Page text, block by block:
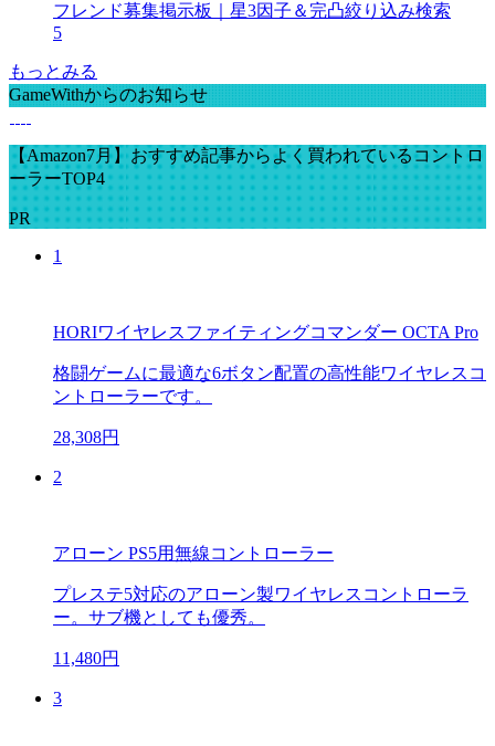
フレンド募集掲示板｜星3因子＆完凸絞り込み検索
5
もっとみる
GameWithからのお知らせ
【Amazon7月】おすすめ記事からよく買われているコントロ
ーラーTOP4
PR
1
HORIワイヤレスファイティングコマンダー OCTA Pro
格闘ゲームに最適な6ボタン配置の高性能ワイヤレスコ
ントローラーです。
28,308円
2
アローン PS5用無線コントローラー
プレステ5対応のアローン製ワイヤレスコントローラ
ー。サブ機としても優秀。
11,480円
3